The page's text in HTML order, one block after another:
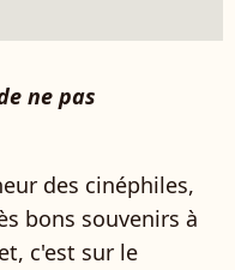
ne pas
des cinéphiles,
bons souvenirs à
c'est sur le